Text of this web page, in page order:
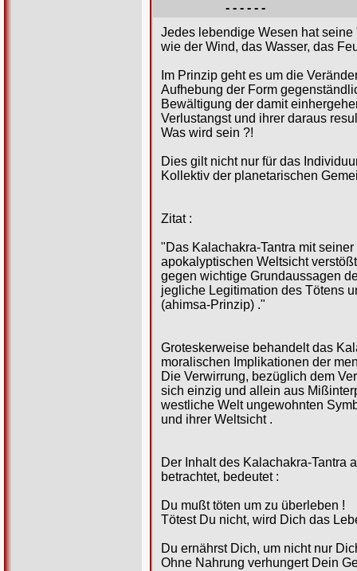
- - - - - -
Jedes lebendige Wesen hat
wie der Wind, das Wasser, das
Im Prinzip geht es um die
Aufhebung der Form
Bewältigung der damit
Verlustangst und ihrer daraus
Was wird sein ?!
Dies gilt nicht nur für das
Kollektiv der planetarischen
Zitat :
"Das Kalachakra-Tantra mit
apokalyptischen Weltsicht
gegen wichtige Grundaussagen
jegliche Legitimation des Tötens
(ahimsa-Prinzip) ."
Groteskerweise behandelt das
moralischen Implikationen der
Die Verwirrung, bezüglich dem
sich einzig und allein aus
westliche Welt ungewohnten
und ihrer Weltsicht .
Der Inhalt des Kalachakra-Tantra
betrachtet, bedeutet :
Du mußt töten um zu überleben !
Tötest Du nicht, wird Dich das
Du ernährst Dich, um nicht nur
Ohne Nahrung verhungert Dein